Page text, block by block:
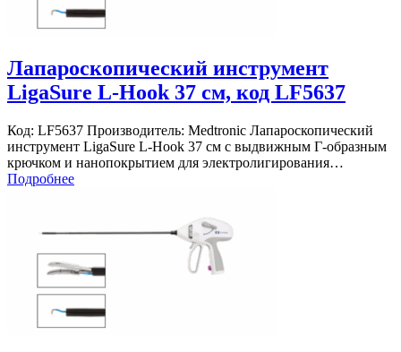
Лапароскопический инструмент
LigaSure L-Hook 37 см, код LF5637
Код: LF5637 Производитель: Medtronic Лапароскопический
инструмент LigaSure L-Hook 37 см с выдвижным Г-образным
крючком и нанопокрытием для электролигирования…
Подробнее